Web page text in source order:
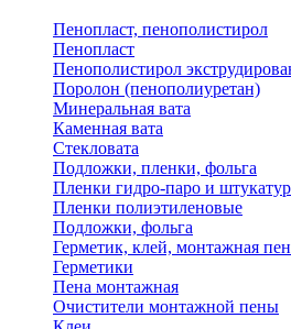
Пенопласт, пенополистирол
Пенопласт
Пенополистирол
Поролон (пенополиуретан)
Минеральная вата
Каменная вата
Стекловата
Подложки, пленки, фольга
Пленки гидро-паро и
Пленки полиэтиленовые
Подложки, фольга
Герметик, клей, монтажная
Герметики
Пена монтажная
Очистители монтажной пены